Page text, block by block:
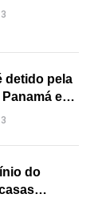
deixou o
detido pela
e
do